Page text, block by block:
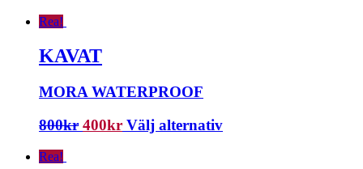
Rea!
KAVAT
MORA WATERPROOF
800kr 400kr Välj alternativ
Rea!